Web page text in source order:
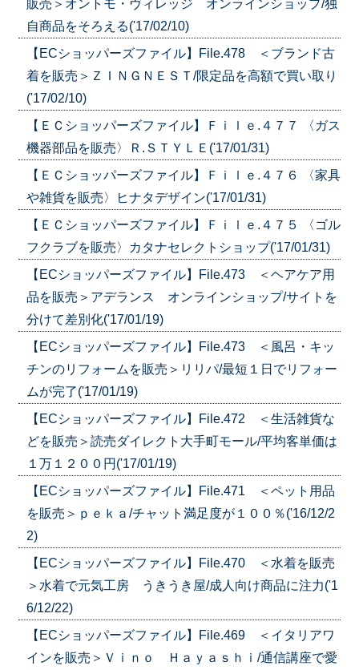
販売＞オントモ・ヴィレッジ オンラインショップ/独
自商品をそろえる('17/02/10)
【ECショッパーズファイル】File.478 ＜ブランド古
着を販売＞ＺＩＮＧＮＥＳＴ/限定品を高額で買い取り
('17/02/10)
【ＥＣショッパーズファイル】Ｆｉｌｅ.４７７ 〈ガス
機器部品を販売〉Ｒ.ＳＴＹＬＥ('17/01/31)
【ＥＣショッパーズファイル】Ｆｉｌｅ.４７６ 〈家具
や雑貨を販売〉ヒナタデザイン('17/01/31)
【ＥＣショッパーズファイル】Ｆｉｌｅ.４７５ 〈ゴル
フクラブを販売〉カタナセレクトショップ('17/01/31)
【ECショッパーズファイル】File.473 ＜ヘアケア用
品を販売＞アデランス オンラインショップ/サイトを
分けて差別化('17/01/19)
【ECショッパーズファイル】File.473 ＜風呂・キッ
チンのリフォームを販売＞リリパ/最短１日でリフォー
ムが完了('17/01/19)
【ECショッパーズファイル】File.472 ＜生活雑貨な
どを販売＞読売ダイレクト大手町モール/平均客単価は
１万１２００円('17/01/19)
【ECショッパーズファイル】File.471 ＜ペット用品
を販売＞ｐｅｋａ/チャット満足度が１００％('16/12/2
2)
【ECショッパーズファイル】File.470 ＜水着を販売
＞水着で元気工房 うきうき屋/成人向け商品に注力('1
6/12/22)
【ECショッパーズファイル】File.469 ＜イタリアワ
インを販売＞Ｖｉｎｏ Ｈａｙａｓｈｉ/通信講座で愛